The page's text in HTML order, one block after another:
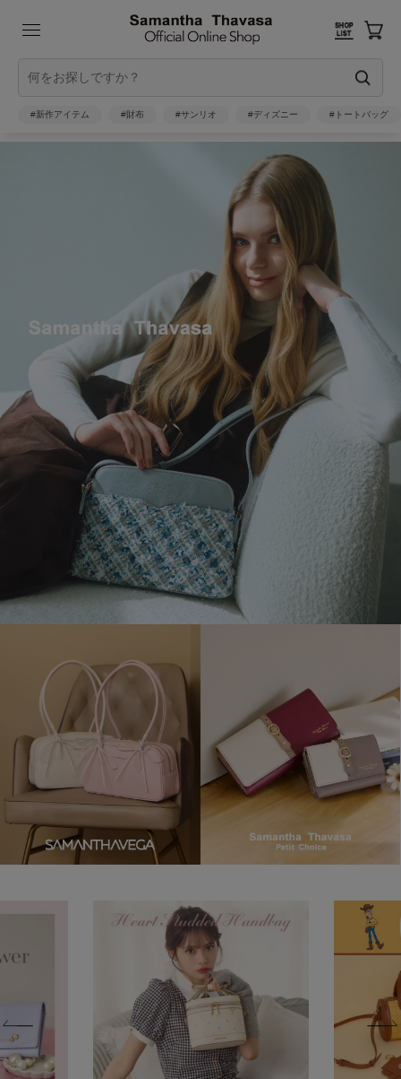
#新作アイテム #財布 #サンリオ #ディズニー #トートバッグ